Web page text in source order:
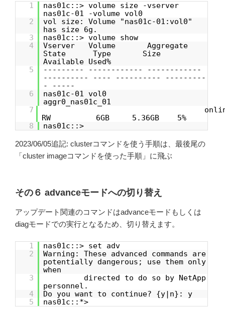
1
nas01c::> volume size -vserver
nas01c-01 -volume vol0
2
vol size: Volume "nas01c-01:vol0"
has size 6g.
3
nas01c::> volume show
4
Vserver Volume Aggregate
State Type Size
Available Used%
5
--------- ------------ ------------
---------- ---- ---------- ---------
- -----
6
nas01c-01 vol0
aggr0_nas01c_01
7
RW 6GB 5.36GB 5%
8
nas01c::>
2023/06/05追記: clusterコマンドを使う手順は、最後尾の
「cluster imageコマンドを使った手順」に飛ぶ
その６ advanceモードへの切り替え
アップデート関連のコマンドはadvanceモードもしくは
diagモードでの実行となるため、切り替えます。
1
nas01c::> set adv
2
Warning: These advanced commands are
potentially dangerous; use them only
when
3
directed to do so by NetApp
personnel.
4
Do you want to continue? {y|n}: y
5
nas01c::*>